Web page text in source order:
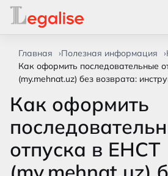
Главная Полезная информация
Как оформить последовательные
(my.mehnat.uz) без возврата:
Как оформить
отпуска в ЕНСТ